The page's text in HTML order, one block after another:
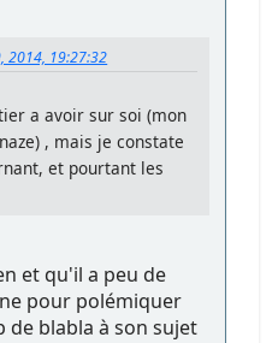
2014, 19:27:32
a avoir sur soi (mon
, mais je constate
et pourtant les
et qu'il a peu de
pour polémiquer
de blabla à son sujet